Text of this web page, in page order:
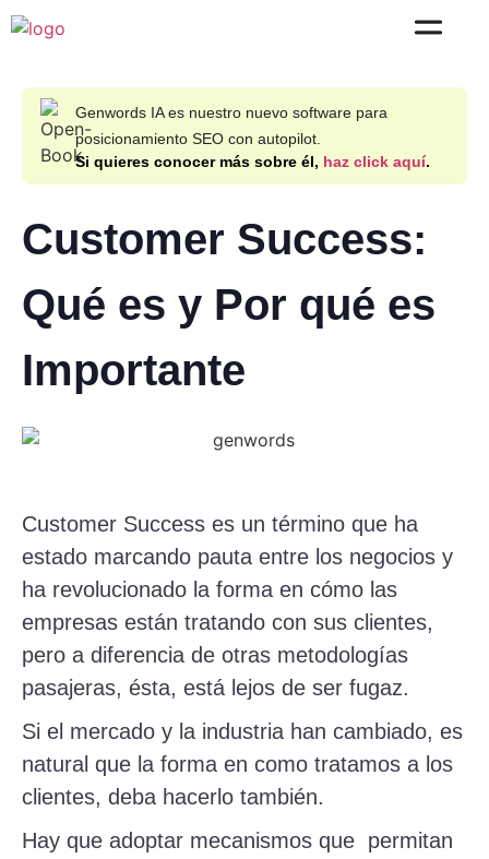
Genwords IA es nuestro nuevo software para
posicionamiento SEO con autopilot.
Si quieres conocer más sobre él, haz click aquí.
Customer Success:
Qué es y Por qué es
Importante
Customer Success es un término que ha
estado marcando pauta entre los negocios y
ha revolucionado la forma en cómo las
empresas están tratando con sus clientes,
pero a diferencia de otras metodologías
pasajeras, ésta, está lejos de ser fugaz.
Si el mercado y la industria han cambiado, es
natural que la forma en como tratamos a los
clientes, deba hacerlo también.
Hay que adoptar mecanismos que permitan